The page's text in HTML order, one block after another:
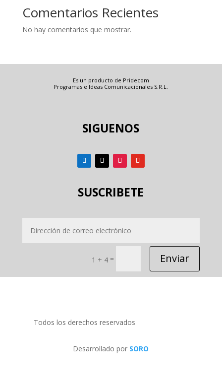
Comentarios Recientes
No hay comentarios que mostrar.
Es un producto de Pridecom
Programas e Ideas Comunicacionales S.R.L.
SIGUENOS
SUSCRIBETE
1 + 4 = Enviar
Todos los derechos reservados
Desarrollado por SORO